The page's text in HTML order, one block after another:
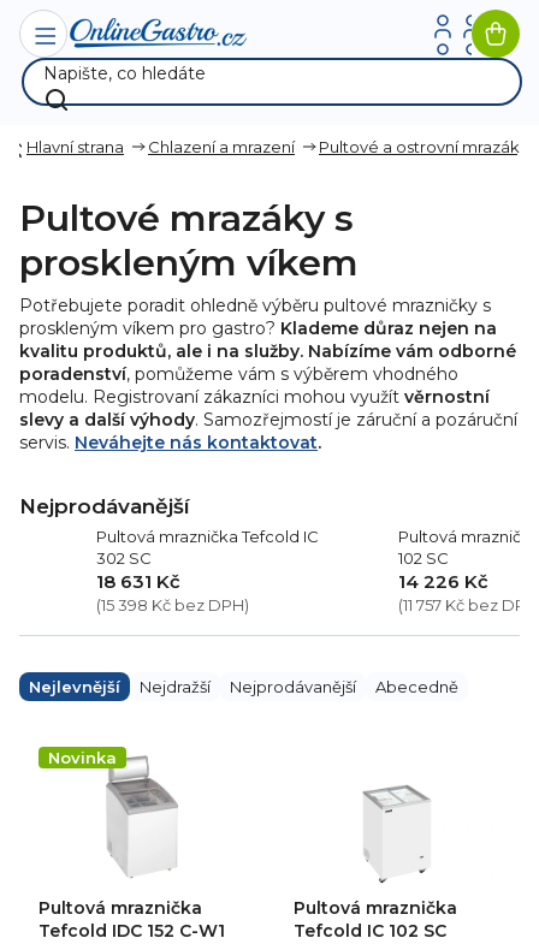
Přejít
obsah
Hlavní strana Chlazení a mrazení Pultové a ostrovní mrazáky
Pultové mrazáky s
proskleným víkem
Potřebujete poradit ohledně výběru pultové mrazničky s
proskleným víkem pro gastro? Klademe důraz nejen na
kvalitu produktů, ale i na služby. Nabízíme vám odborné
poradenství, pomůžeme vám s výběrem vhodného
modelu. Registrovaní zákazníci mohou využít věrnostní
slevy a další výhody. Samozřejmostí je záruční a pozáruční
servis. Neváhejte nás kontaktovat.
Nejprodávanější
Pultová mraznička Tefcold IC
302 SC
18 631 Kč
(15 398 Kč bez DPH)
Pultová
102 SC
14 226 Kč
(11 757 Kč bez
a
z
Nejlevnější Nejdražší Nejprodávanější Abecedně
Novinka
Pultová mraznička
Tefcold IDC 152 C-W1
Pultová mraznička
Tefcold IC 102 SC